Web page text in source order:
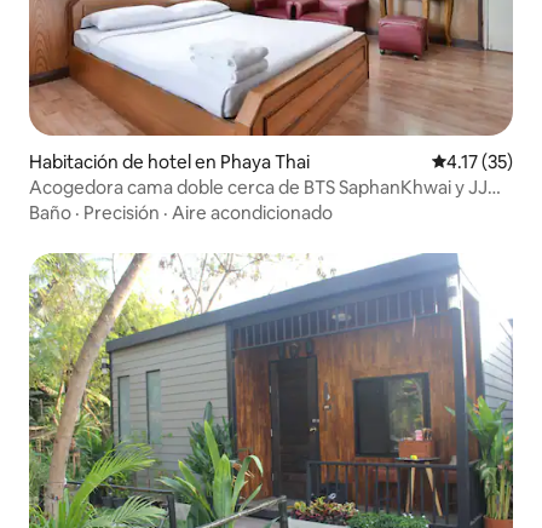
Habitación de hotel en Phaya Thai Calificación
4.17 (35)
Acogedora cama doble cerca de BTS SaphanKhwai y JJ
Market
Baño · Precisión · Aire acondicionado